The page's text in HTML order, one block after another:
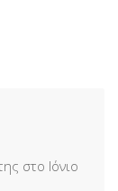
στο Ιόνιο